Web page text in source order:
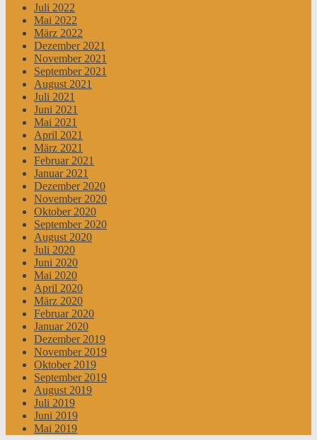
Juli 2022
Mai 2022
März 2022
Dezember 2021
November 2021
September 2021
August 2021
Juli 2021
Juni 2021
Mai 2021
April 2021
März 2021
Februar 2021
Januar 2021
Dezember 2020
November 2020
Oktober 2020
September 2020
August 2020
Juli 2020
Juni 2020
Mai 2020
April 2020
März 2020
Februar 2020
Januar 2020
Dezember 2019
November 2019
Oktober 2019
September 2019
August 2019
Juli 2019
Juni 2019
Mai 2019